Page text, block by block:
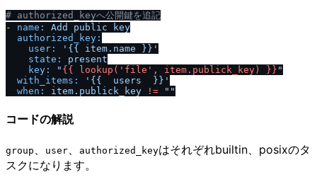
# authorized_keyへ公開鍵を追記
-
name: Add public
key
authorized_key:
user:
'{{ item.name }}'
state:
present
key:
" {{ lookup('file', item.publick_key) }} "
with_items:
'{{  users  }}'
when:
item.publick_key != ""
コードの解説
group user authorized_keyはそれぞれbuiltin、posixのタ
スクになります。